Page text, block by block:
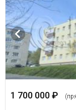
1 700 000 ₽